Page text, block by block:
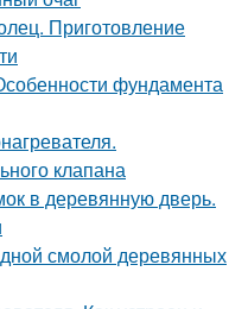
Приготовление
фундамента
клапана
в деревянную дверь.
смолой деревянных